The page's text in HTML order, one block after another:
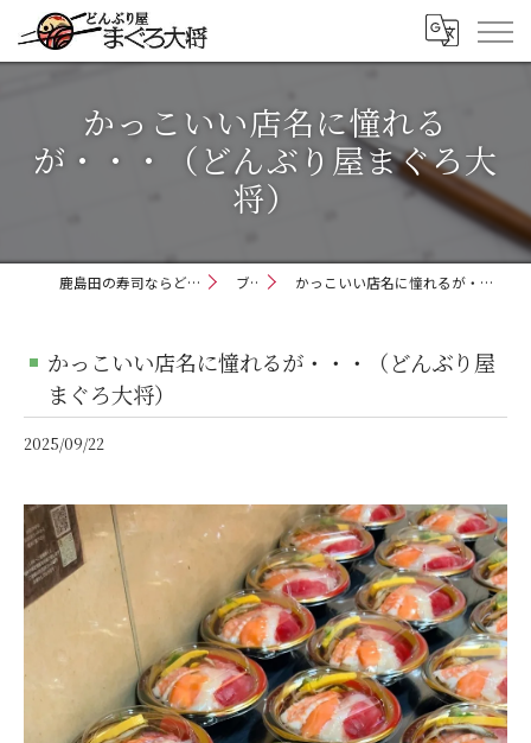
かっこいい店名に憧れる
が・・・（どんぶり屋まぐろ大
将）
鹿島田の寿司ならどんぶり屋まぐろ大将 ブログ かっこいい店名に憧れるが・・・（どんぶり屋まぐろ大将）
かっこいい店名に憧れるが・・・（どんぶり屋
まぐろ大将）
2025/09/22